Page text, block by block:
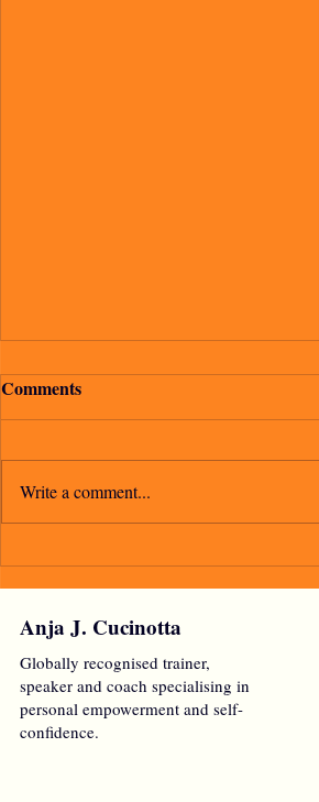
"La speranza è l'ultima a
morire"
Comments
Write a comment...
Anja J. Cucinotta
Globally recognised trainer,
speaker and coach specialising in
personal empowerment and self-
confidence.